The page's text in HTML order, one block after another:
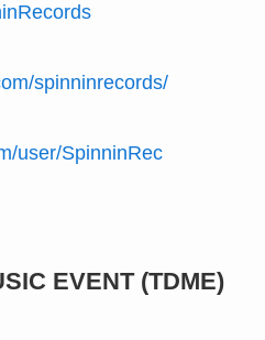
spinninrecords/
user/SpinninRec
EVENT (TDME)